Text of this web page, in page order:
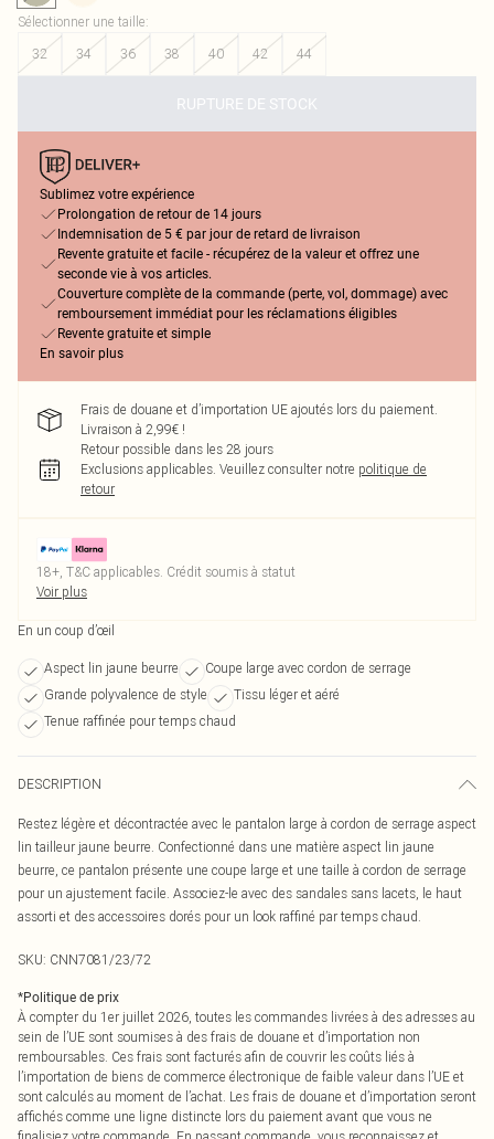
Sélectionner une taille:
32
34 36 38 40 42 44
RUPTURE DE STOCK
Sublimez votre expérience
Prolongation de retour de 14 jours
Indemnisation de 5 € par jour de retard de livraison
Revente gratuite et facile - récupérez de la valeur et offrez une
seconde vie à vos articles.
Couverture complète de la commande (perte, vol, dommage) avec
remboursement immédiat pour les réclamations éligibles
Revente gratuite et simple
En savoir plus
Frais de douane et d’importation UE ajoutés lors du paiement.
Livraison à 2,99€ !
Retour possible dans les 28 jours
Exclusions applicables. Veuillez consulter notre politique de
retour
18+, T&C applicables. Crédit soumis à statut
Voir plus
En un coup d’œil
Aspect lin jaune beurre
Coupe large avec cordon de serrage
Grande polyvalence de style
Tissu léger et aéré
Tenue raffinée pour temps chaud
DESCRIPTION
Restez légère et décontractée avec le pantalon large à cordon de serrage aspect
lin tailleur jaune beurre. Confectionné dans une matière aspect lin jaune
beurre, ce pantalon présente une coupe large et une taille à cordon de serrage
pour un ajustement facile. Associez-le avec des sandales sans lacets, le haut
assorti et des accessoires dorés pour un look raffiné par temps chaud.
SKU: CNN7081/23/72
*Politique de prix
À compter du 1er juillet 2026, toutes les commandes livrées à des adresses au
sein de l’UE sont soumises à des frais de douane et d’importation non
remboursables. Ces frais sont facturés afin de couvrir les coûts liés à
l’importation de biens de commerce électronique de faible valeur dans l’UE et
sont calculés au moment de l’achat. Les frais de douane et d’importation seront
affichés comme une ligne distincte lors du paiement avant que vous ne